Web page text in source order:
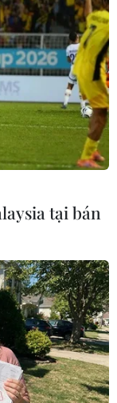
Chữ thập đỏ
hộ chương
hộ tại tài
(Vietnam+)
tại bán